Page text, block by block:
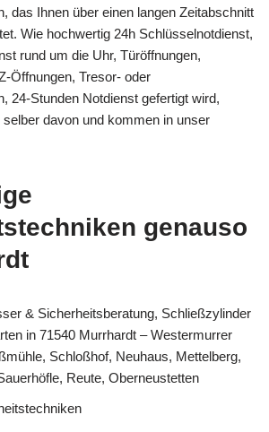
das Ihnen über einen langen Zeitabschnitt
Wie hochwertig 24h Schlüsselnotdienst,
rund um die Uhr, Türöffnungen,
Öffnungen, Tresor- oder
24-Stunden Notdienst gefertigt wird,
davon und kommen in unser
genauso
& Sicherheitsberatung, Schließzylinder
in 71540 Murrhardt – Westermurrer
Schloßhof, Neuhaus, Mettelberg,
Reute, Oberneustetten